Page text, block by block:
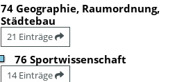
74 Geographie, Raumordnung,
Städtebau
21 Einträge
76 Sportwissenschaft
14 Einträge